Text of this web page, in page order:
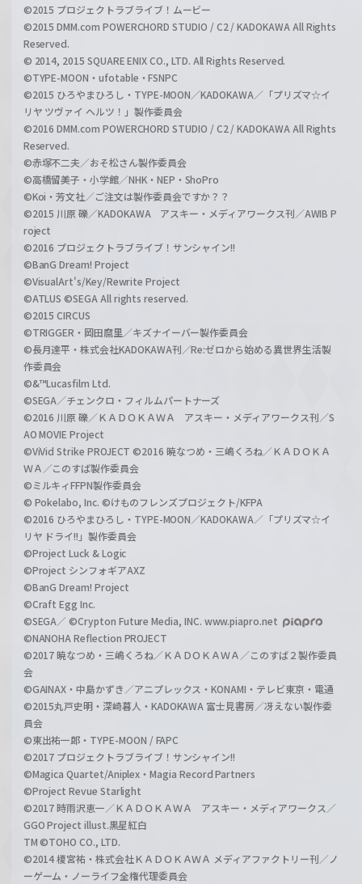
©2015 プロジェクトラブライブ！ムービー
©2015 DMM.com POWERCHORD STUDIO / C2 / KADOKAWA All Rights
Reserved.
© 2014, 2015 SQUARE ENIX CO., LTD. All Rights Reserved.
©TYPE-MOON・ufotable・FSNPC
©2015 ひろやまひろし・TYPE-MOON／KADOKAWA／「プリズマ☆イ
リヤ ツヴァイ ヘルツ！」製作委員会
©2016 DMM.com POWERCHORD STUDIO / C2 / KADOKAWA All Rights
Reserved.
©赤塚不二夫／おそ松さん製作委員会
©高橋留美子・小学館／NHK・NEP・ShoPro
©Koi・芳文社／ご注文は製作委員会ですか？？
©2015 川原 礫／KADOKAWA アスキー・メディアワークス刊／AWIB P
roject
©2016 プロジェクトラブライブ！サンシャイン!!
©BanG Dream! Project
©VisualArt's/Key/Rewrite Project
©ATLUS ©SEGA All rights reserved.
©2015 CIRCUS
©TRIGGER・岡田麿里／キズナイーバー製作委員会
©長月達平・株式会社KADOKAWA刊／Re:ゼロから始める異世界生活製
作委員会
©&™Lucasfilm Ltd.
©SEGA／チェンクロ・フィルムパートナーズ
©2016 川原 礫／ＫＡＤＯＫＡＷＡ アスキー・メディアワークス刊／S
AO MOVIE Project
©ViVid Strike PROJECT ©2016 暁なつめ・三嶋くろね／ＫＡＤＯＫＡ
ＷＡ／このすば製作委員会
©ミルキィFFPN製作委員会
© Pokelabo, Inc. ©けものフレンズプロジェクト/KFPA
©2016 ひろやまひろし・TYPE-MOON／KADOKAWA／「プリズマ☆イ
リヤ ドライ!!」製作委員会
©Project Luck & Logic
©Project シンフォギアAXZ
©BanG Dream! Project
©Craft Egg Inc.
©SEGA／ ©Crypton Future Media, INC. www.piapro.net
©NANOHA Reflection PROJECT
©2017 暁なつめ・三嶋くろね／ＫＡＤＯＫＡＷＡ／このすば２製作委員
会
©GAINAX・中島かずき／アニプレックス・KONAMI・テレビ東京・電通
©2015丸戸史明・深崎暮人・KADOKAWA 富士見書房／冴えない製作委
員会
©東出祐一郎・TYPE-MOON / FAPC
©2017 プロジェクトラブライブ！サンシャイン!!
©Magica Quartet/Aniplex・Magia Record Partners
©Project Revue Starlight
©2017 時雨沢恵一／ＫＡＤＯＫＡＷＡ アスキー・メディアワークス／
GGO Project illust.黒星紅白
TM ©TOHO CO., LTD.
©2014 榎宮祐・株式会社ＫＡＤＯＫＡＷＡ メディアファクトリー刊／ノ
ーゲーム・ノーライフ全権代理委員会